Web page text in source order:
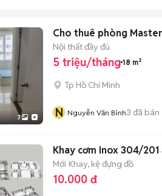
7
Cho thuê phòng
Nội thất đầy đủ
5 triệu/tháng 18 m²
Tp Hồ Chí Minh
N Nguyễn Văn Bình3 đã bán
Khay cơm Inox 304/
Mới Khay, kệ đựng đồ
10.000 đ